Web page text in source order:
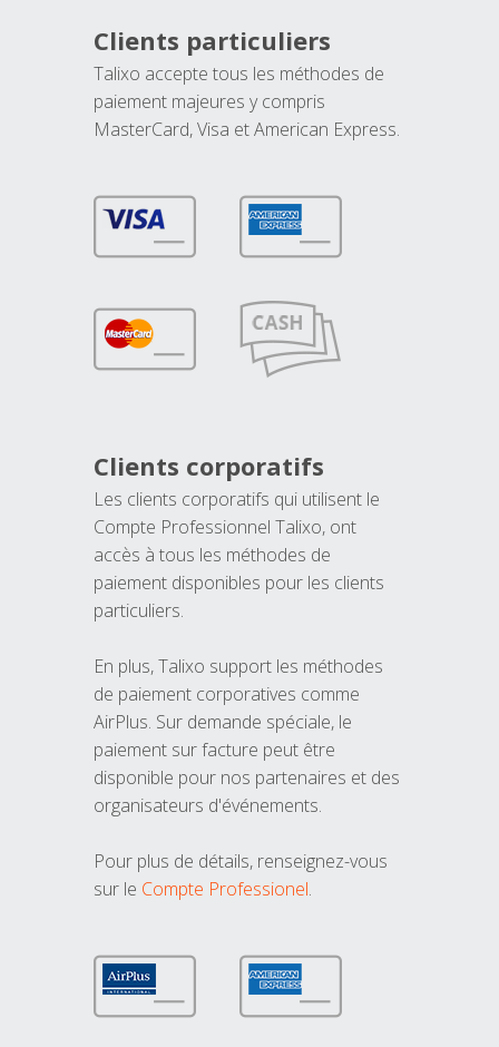
Clients particuliers
Talixo accepte tous les méthodes de
paiement majeures y compris
MasterCard, Visa et American Express.
Clients corporatifs
Les clients corporatifs qui utilisent le
Compte Professionnel Talixo, ont
accès à tous les méthodes de
paiement disponibles pour les clients
particuliers.
En plus, Talixo support les méthodes
de paiement corporatives comme
AirPlus. Sur demande spéciale, le
paiement sur facture peut être
disponible pour nos partenaires et des
organisateurs d'événements.
Pour plus de détails, renseignez-vous
sur le Compte Professionel.